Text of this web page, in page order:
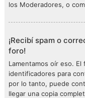
los Moderadores, o
¡Recibí spam o
foro!
Lamentamos oír eso.
identificadores para
por lo tanto, puede
llegar una copia